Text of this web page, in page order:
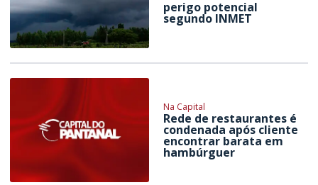
perigo potencial
segundo INMET
Na Capital
Rede de restaurantes é
condenada após cliente
encontrar barata em
hambúrguer